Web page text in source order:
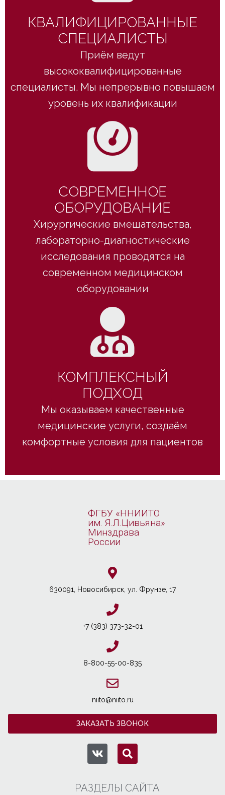
КВАЛИФИЦИРОВАННЫЕ
СПЕЦИАЛИСТЫ
Приём ведут
высококвалифицированные
специалисты. Мы непрерывно повышаем
уровень их квалификации
СОВРЕМЕННОЕ
ОБОРУДОВАНИЕ
Хирургические вмешательства,
лабораторно-диагностические
исследования проводятся на
современном медицинском
оборудовании
КОМПЛЕКСНЫЙ
ПОДХОД
Мы оказываем качественные
медицинские услуги, создаём
комфортные условия для пациентов
ФГБУ «ННИИТО
им. Я.Л.Цивьяна»
Минздрава
России
630091, Новосибирcк, ул. Фрунзе, 17
+7 (383) 373-32-01
8-800-55-00-835
niito@niito.ru
ЗАКАЗАТЬ ЗВОНОК
РАЗДЕЛЫ САЙТА